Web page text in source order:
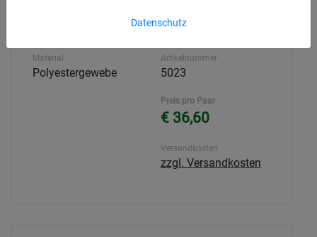
Datenschutz
Material
Polyestergewebe
Artikelnummer
5023
Preis pro Paar
€ 36,60
Versandkosten
zzgl. Versandkosten